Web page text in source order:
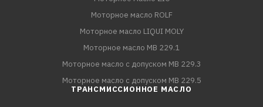
Моторное масло ROLF
Моторное масло LIQUI MOLY
Моторное масло MB 229.1
Моторное масло с допуском MB 229.3
Моторное масло с допуском MB 229.5
ТРАНСМИССИОННОЕ МАСЛО